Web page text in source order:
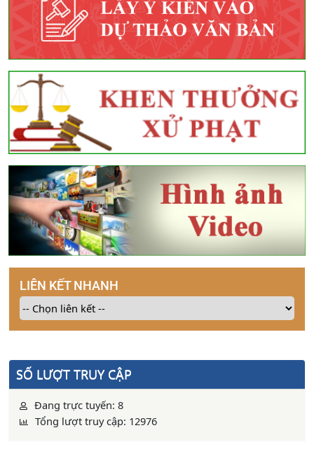
LIÊN KẾT NHANH
SỐ LƯỢT TRUY CẬP
Đang trực tuyến: 8
Tổng lượt truy cập: 12976